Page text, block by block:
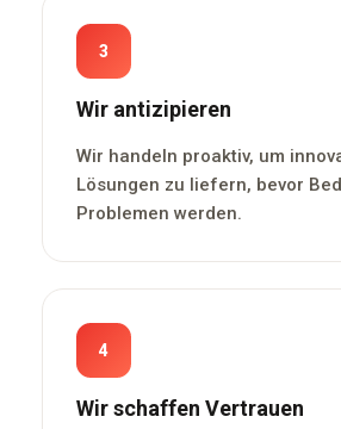
3
Wir antizipieren
Wir handeln proaktiv, um
Lösungen zu liefern, bevor
Problemen werden.
4
Wir schaffen Vertrauen